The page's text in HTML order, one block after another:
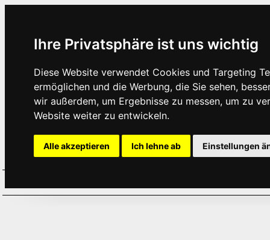
Ihre Privatsphäre ist uns wichtig
Diese Website verwendet Cookies und Targeting
ermöglichen und die Werbung, die Sie sehen,
wir außerdem, um Ergebnisse zu messen, um zu
Website weiter zu entwickeln.
Alle akzeptieren Ich lehne ab Einstellungen